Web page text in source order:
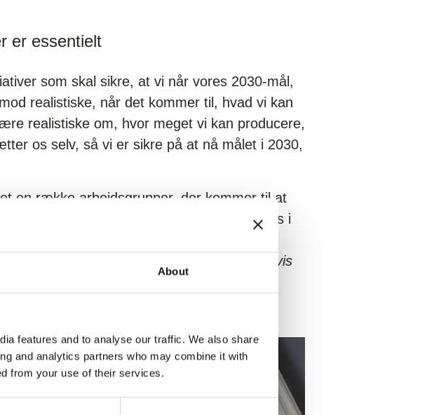
About
features and to analyse our traffic. We also share
and analytics partners who may combine it with
from your use of their services.
er essentielt
som skal sikre, at vi når vores 2030-mål,
realistiske, når det kommer til, hvad vi kan
realistiske om, hvor meget vi kan producere,
os selv, så vi er sikre på at nå målet i 2030,
en række arbejdsgrupper, der kommer til at
de udfordringer og løsninger, der findes i
For vi er nødt til at arbejde
”
og vi kan kun løse en udfordring, hvis